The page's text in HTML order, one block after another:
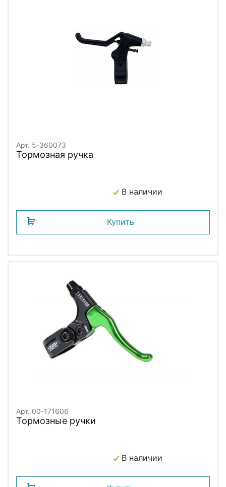
Арт. 5-360073
Тормозная ручка
В наличии
Купить
Арт. 00-171606
Тормозные ручки
В наличии